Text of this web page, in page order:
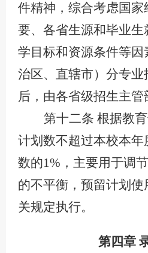
件精神，综合考虑国家
要、各省生源和毕业
学目标和资源条件等因
治区、直辖市）分专业
后，由各省级招生主管
第十二条 根据教
计划数不超过本校本
数的1%，主要用于调
的不平衡 ，预留计划
关规定执行。
第四章